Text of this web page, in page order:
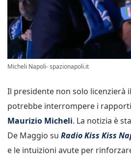
Micheli Napoli- spazionapoli.it
Il presidente non solo licenzierà
potrebbe interrompere i
Maurizio Micheli. La notizia è
De Maggio su Radio Kiss Kiss
e le intuizioni avute per